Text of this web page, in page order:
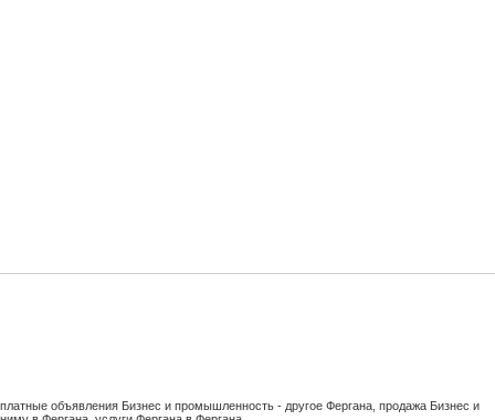
объявления Бизнес и промышленность - другое Фергана, продажа Бизнес и